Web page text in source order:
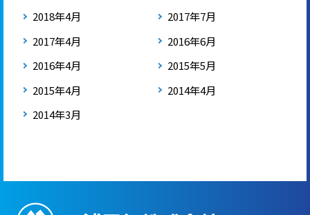
2018年4月
2017年7月
2017年4月
2016年6月
2016年4月
2015年5月
2015年4月
2014年4月
2014年3月